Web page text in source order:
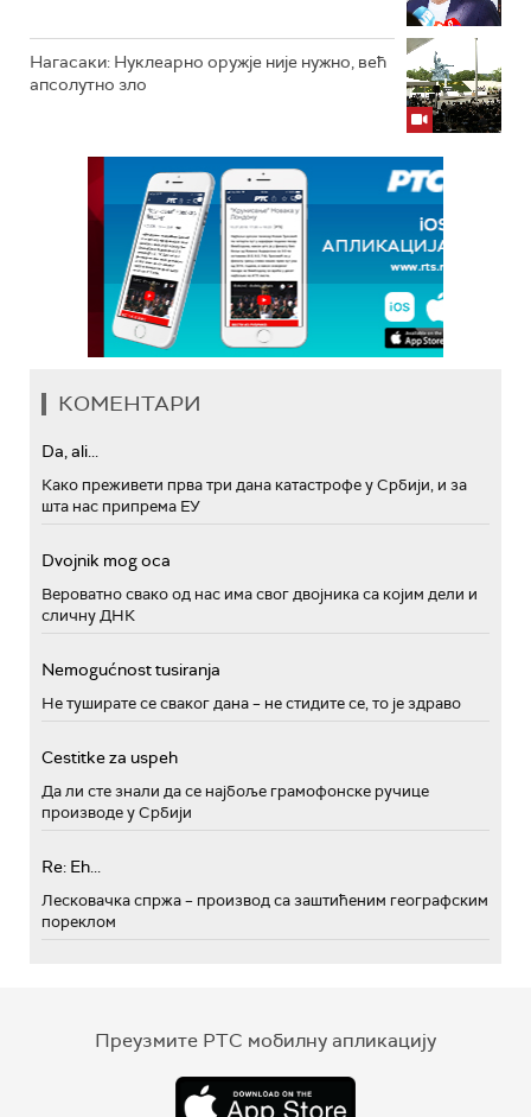
Нагасаки: Нуклеарно оружје није нужно, већ
апсолутно зло
КОМЕНТАРИ
Da, ali...
Како преживети прва три дана катастрофе у Србији, и за
шта нас припрема ЕУ
Dvojnik mog oca
Вероватно свако од нас има свог двојника са којим дели и
сличну ДНК
Nemogućnost tusiranja
Не туширате се сваког дана – не стидите се, то је здраво
Cestitke za uspeh
Да ли сте знали да се најбоље грамофонске ручице
производе у Србији
Re: Eh...
Лесковачка спржа – производ са заштићеним географским
пореклом
Преузмите РТС мобилну апликацију